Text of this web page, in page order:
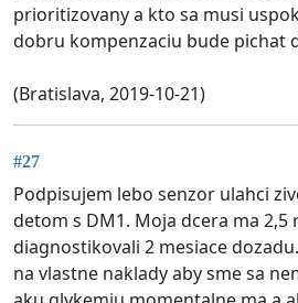
prioritizovany a kto sa musi
dobru kompenzaciu bude pichat
(Bratislava, 2019-10-21)
#27
Podpisujem lebo senzor ulahci
detom s DM1. Moja dcera ma 2,5
diagnostikovali 2 mesiace
na vlastne naklady aby sme sa